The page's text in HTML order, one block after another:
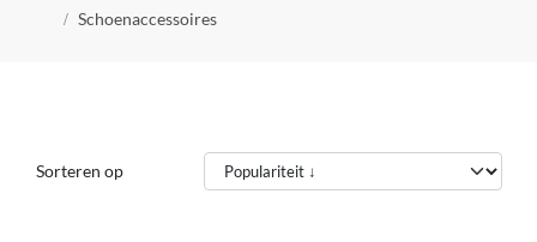
Kruimelpad
Schoenaccessoires
Sorteren op